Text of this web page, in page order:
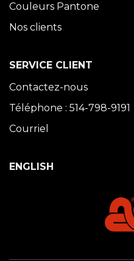
Couleurs Pantone
Nos clients
SERVICE CLIENT
Contactez-nous
Téléphone : 514-798-9191
Courriel
ENGLISH